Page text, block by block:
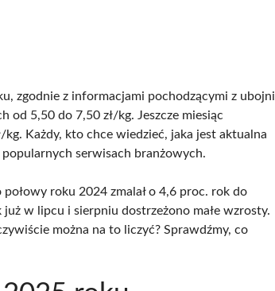
zgodnie z informacjami pochodzącymi z ubojni
od 5,50 do 7,50 zł/kg. Jeszcze miesiąc
Każdy, kto chce wiedzieć, jaka jest aktualna
serwisach branżowych.
roku 2024 zmalał o 4,6 proc. rok do
w lipcu i sierpniu dostrzeżono małe wzrosty.
można na to liczyć? Sprawdźmy, co